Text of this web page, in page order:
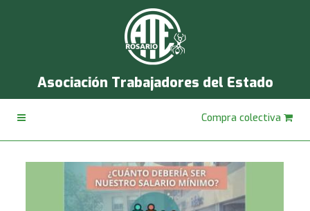
Asociación Trabajadores del Estado
Compra colectiva